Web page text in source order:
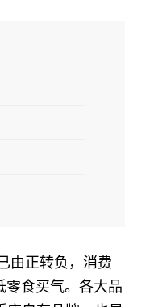
由正转负，消费
零食买气。各大品